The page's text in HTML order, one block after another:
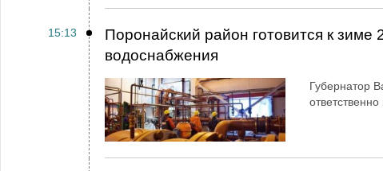
15:13
Поронайский район готовится к
водоснабжения
Губернатор